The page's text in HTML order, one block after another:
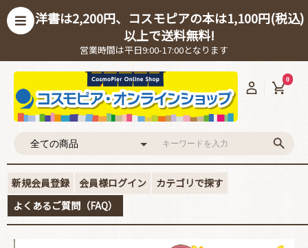
洋書は2,200円、コスモピアの本は1,100円(税込)
以上で送料無料!
営業時間は平日9:00-17:00となります
0
新規会員登録 会員様ログイン
カテゴリで探す
よくあるご質問（FAQ）